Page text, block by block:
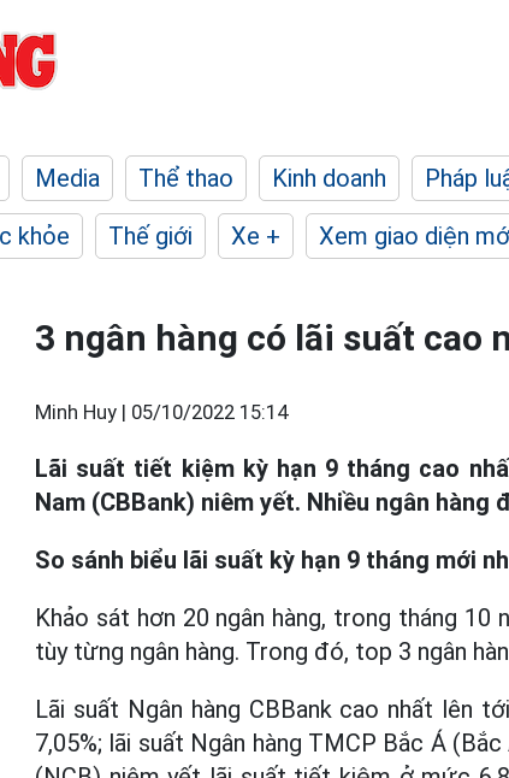
Media Thể thao Kinh doanh Pháp
khỏe Thế giới Xe + Xem giao diện
3 ngân hàng có lãi suất cao
Minh Huy | 05/10/2022 15:14
Lãi suất tiết kiệm kỳ hạn 9 tháng cao
Nam (CBBank) niêm yết. Nhiều ngân
So sánh biểu lãi suất kỳ hạn 9 tháng mới
Khảo sát hơn 20 ngân hàng, trong tháng 10
tùy từng ngân hàng. Trong đó, top 3 ngân
Lãi suất Ngân hàng CBBank cao nhất lên
7,05%; lãi suất Ngân hàng TMCP Bắc Á